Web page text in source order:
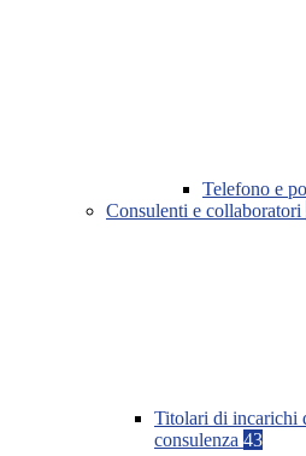
Telefono e
Consulenti e collaboratori
Titolari di incarichi
consulenza 43